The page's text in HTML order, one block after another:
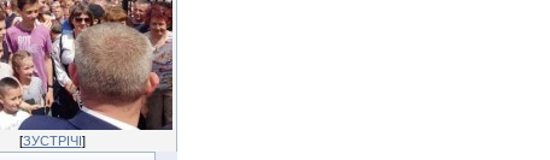
[ЗУСТРІЧІ]